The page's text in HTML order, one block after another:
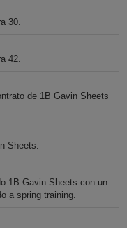
30.
42.
de 1B Gavin Sheets
Sheets.
1B Gavin Sheets con un
a spring training.